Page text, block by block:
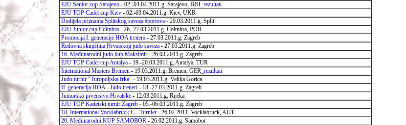
EJU Senior cup Sarajevo - 02.-03.04.2011.g. Sarajevo, BIH _rezultati
EJU TOP Cadet cup Kiev - 02.-03.04.2011.g. Kiev, UKR
Dodijela priznanja Splitskog saveza športova - 29.03.2011.g. Split
EJU Junior cup Coimbra - 26.-27.03.2011.g. Coimbra, POR
Promocija I. generacije HOA trenera - 27.03.2011.g. Zagreb
Redovna skupština Hrvatskog judo saveza - 27.03.2011.g. Zagreb
16. Međunarodni judo kup Maksimir - 26.03.2011.g. Zagreb
EJU TOP Cadet cup Antalya - 19.-20.03.2011.g. Antalya, TUR
International Masters Bremen - 19.03.2011.g. Bremen, GER _rezultati
Judo turnir "Turopoljska frka" - 19.03.2011.g. Velika Gorica
II. generacija HOA - Judo treneri - 18.-27.03.2011.g. Zagreb
Juniorsko prvenstvo Hrvatske - 12.03.2011.g. Rijeka
EJU TOP Kadetski turnir Zagreb - 05.-06.03.2011.g. Zagreb
18. International Vocklabruck C - Turnier - 26.02.2011. Vocklabruck, AUT
20. Međunarodni KUP SAMOBOR - 26.02.2011.g. Samobor